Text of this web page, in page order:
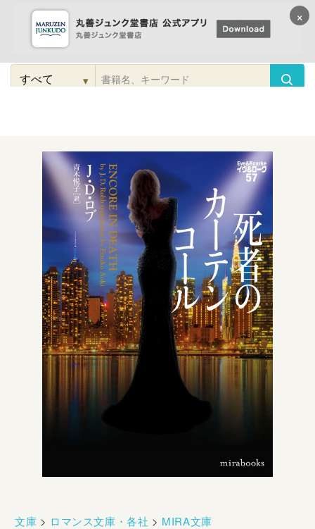
コンテンツに
進む
検
▾
文庫 > ロマンス文庫・各社 > MIRA文庫
×